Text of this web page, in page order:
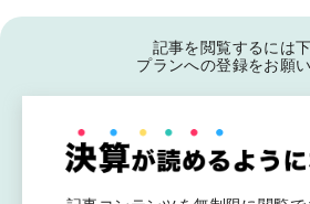
記事を閲覧するには
プランへの登録をお願